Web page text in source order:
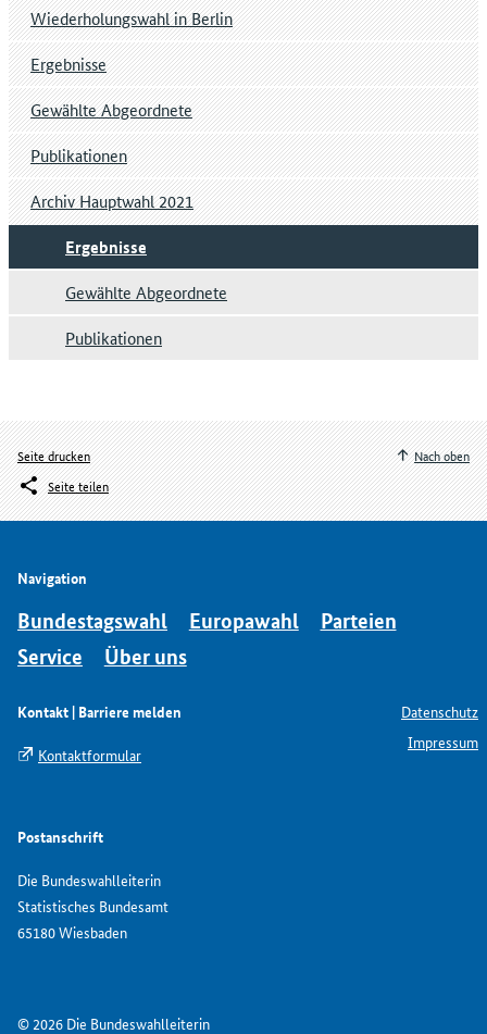
Wiederholungswahl in Berlin
Ergebnisse
Gewählte Abgeordnete
Publikationen
Archiv Hauptwahl 2021
Ergebnisse
Gewählte Abgeordnete
Publikationen
Seite drucken
Seite teilen
Nach oben
Navigation
Bundestagswahl Europawahl
Parteien
Service
Über uns
Kontakt | Barriere melden
Kontaktformular
Postanschrift
Die Bundeswahlleiterin
Statistisches Bundesamt
65180 Wiesbaden
Datenschutz
Impressum
© 2026 Die Bundeswahlleiterin